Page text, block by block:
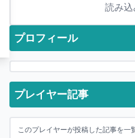
読み込
プロフィール
プレイヤー記事
このプレイヤーが投稿した記事を一